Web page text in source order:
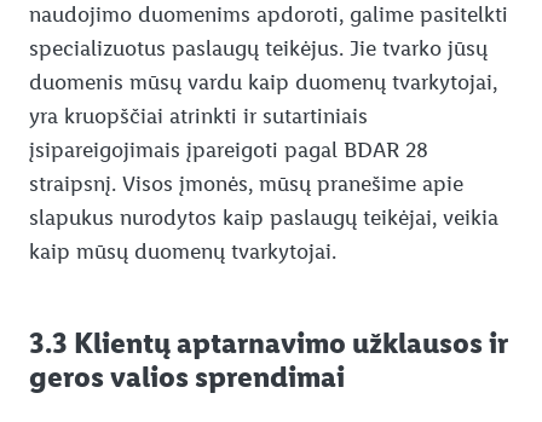
naudojimo duomenims apdoroti, galime pasitelkti
specializuotus paslaugų teikėjus. Jie tvarko jūsų
duomenis mūsų vardu kaip duomenų tvarkytojai,
yra kruopščiai atrinkti ir sutartiniais
įsipareigojimais įpareigoti pagal BDAR 28
straipsnį. Visos įmonės, mūsų pranešime apie
slapukus nurodytos kaip paslaugų teikėjai, veikia
kaip mūsų duomenų tvarkytojai.
3.3 Klientų aptarnavimo užklausos ir
geros valios sprendimai